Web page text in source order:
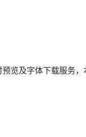
览及字体下载服务